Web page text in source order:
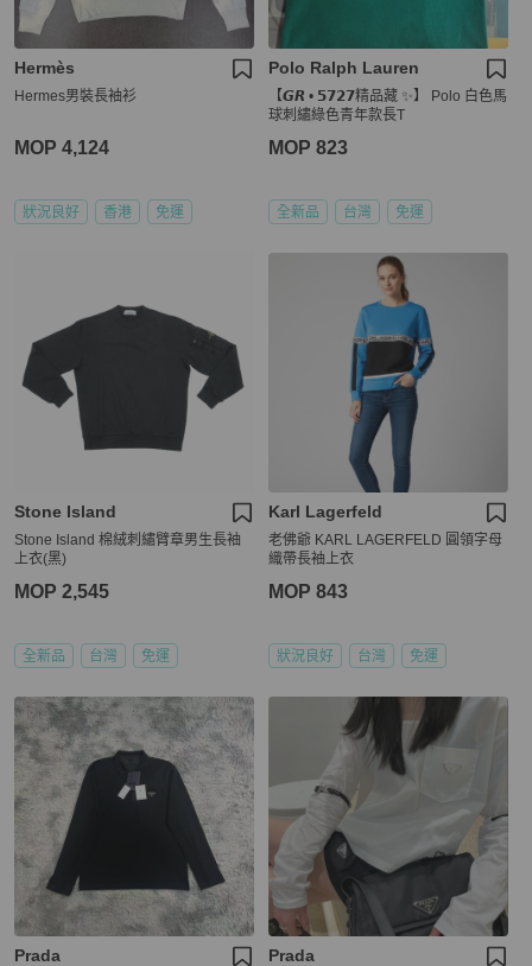
Hermès
Hermes男裝長袖衫
MOP 4,124
狀況良好 香港 免運
Polo Ralph Lauren
【𝙂𝙍 • 𝟱𝟳𝟮𝟳精品藏 ✨】 Polo 白色馬
球刺繡綠色青年款長T
MOP 823
全新品 台灣 免運
Stone Island
Stone Island 棉絨刺繡臂章男生長袖
上衣(黑)
MOP 2,545
全新品 台灣 免運
Karl Lagerfeld
老佛爺 KARL LAGERFELD 圓領字母
織帶長袖上衣
MOP 843
狀況良好 台灣 免運
Prada Prada